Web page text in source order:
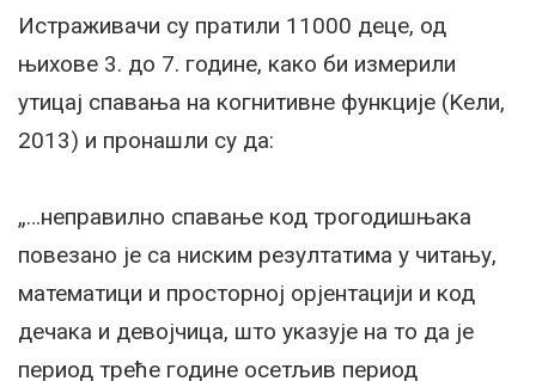
Истраживачи су пратили 11000 деце, од
њихове 3. до 7. године, како би измерили
утицај спавања на когнитивне функције (Kели,
2013) и пронашли су да:
„…неправилно спавање код трогодишњака
повезано је са ниским резултатима у читању,
математици и просторној орјентацији и код
дечака и девојчица, што указује на то да је
период треће године осетљив период